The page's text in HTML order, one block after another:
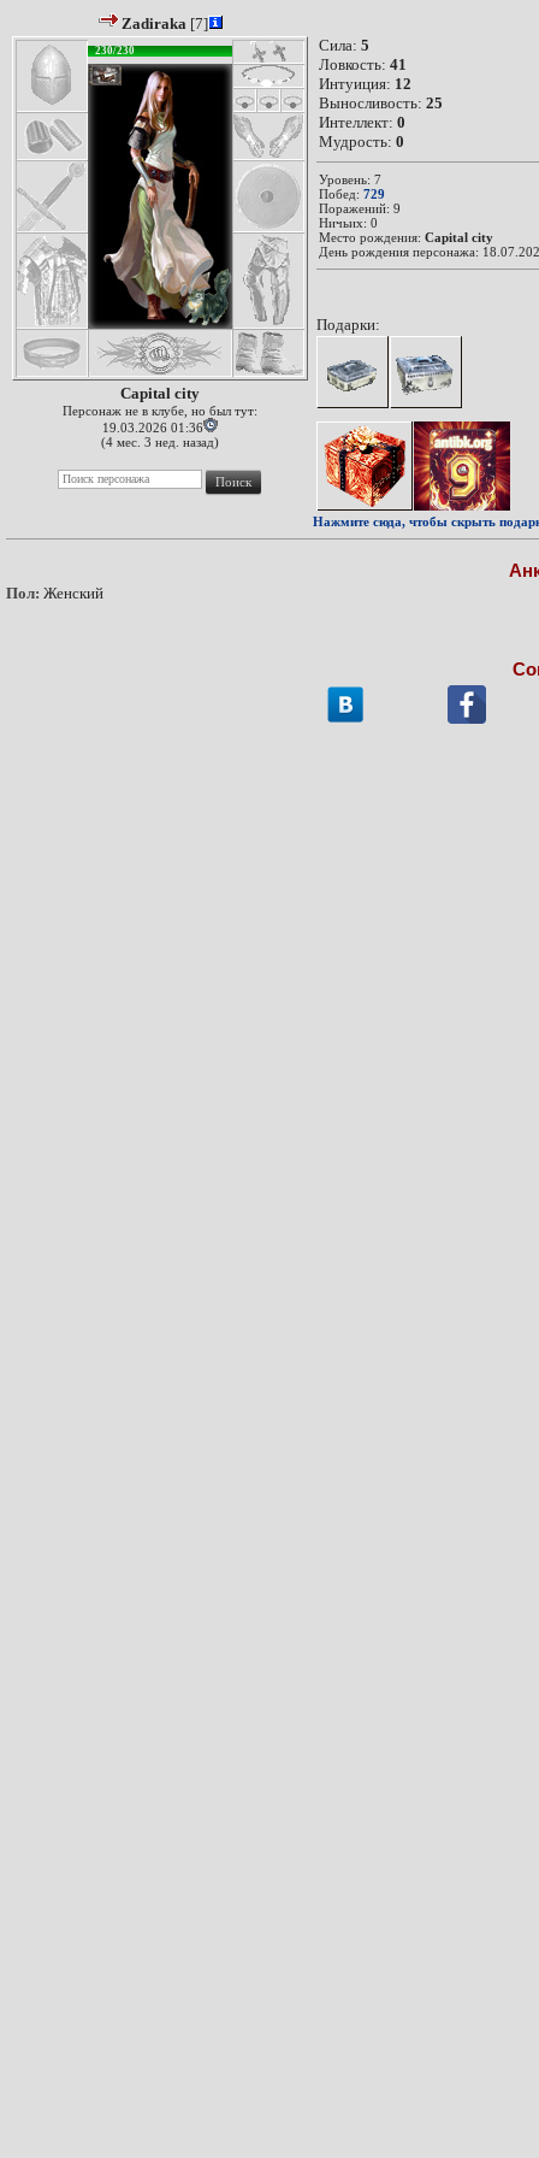
Zadiraka[7]
230/230
Capital city
Персонаж не в клубе, но был тут:
19.03.2026 01:36
(4 мес. 3 нед. назад)
Сила: 5
Ловкость: 41
Интуиция: 12
Выносливость: 25
Интеллект: 0
Мудрость: 0
Уровень: 7
Побед: 729
Поражений: 9
Ничьих: 0
Место рождения: Capital city
День рождения персонажа:
Подарки:
Нажмите сюда, чтобы скрыть
Пол: Женский